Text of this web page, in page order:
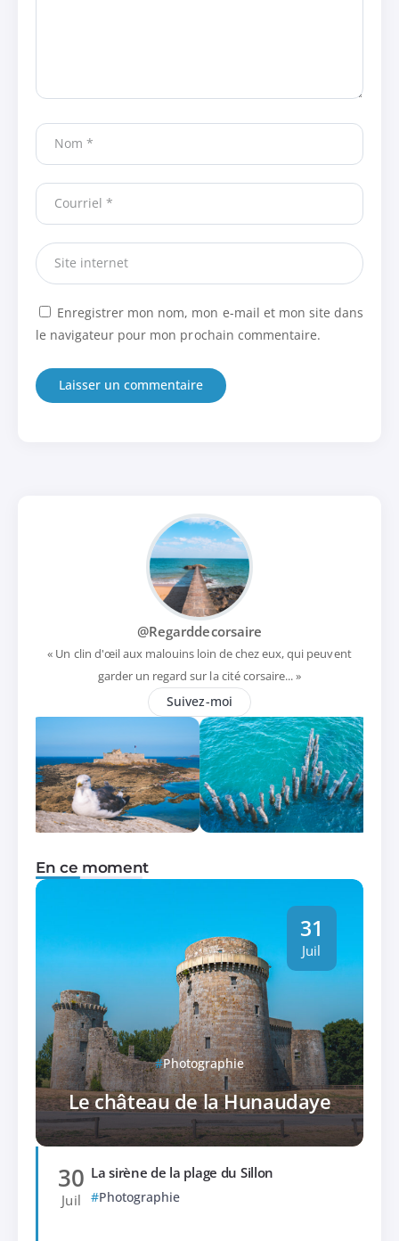
Enregistrer mon nom, mon e-mail et mon site dans
le navigateur pour mon prochain commentaire.
@Regarddecorsaire
« Un clin d'œil aux malouins loin de chez eux, qui peuvent
garder un regard sur la cité corsaire... »
Suivez-moi
En ce moment
Photographie
Le château de la Hunaudaye
31
Juil
30
Juil
La sirène de la plage du Sillon
Photographie